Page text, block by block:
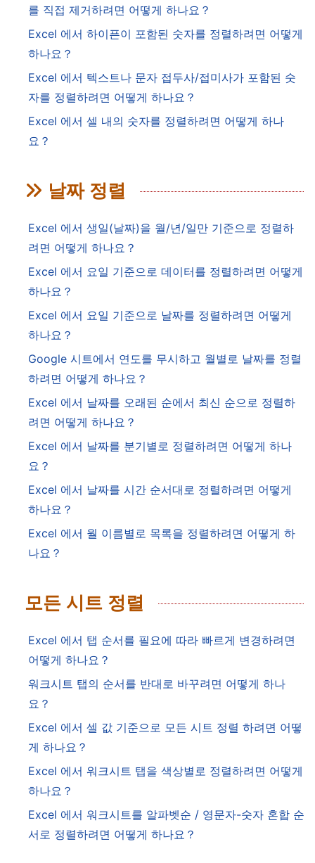
를 직접 제거하려면 어떻게 하나요？
Excel 에서 하이픈이 포함된 숫자를 정렬하려면 어떻게
하나요？
Excel 에서 텍스트나 문자 접두사/접미사가 포함된 숫
자를 정렬하려면 어떻게 하나요？
Excel 에서 셀 내의 숫자를 정렬하려면 어떻게 하나
요？
날짜 정렬
Excel 에서 생일(날짜)을 월/년/일만 기준으로 정렬하
려면 어떻게 하나요？
Excel 에서 요일 기준으로 데이터를 정렬하려면 어떻게
하나요？
Excel 에서 요일 기준으로 날짜를 정렬하려면 어떻게
하나요？
Google 시트에서 연도를 무시하고 월별로 날짜를 정렬
하려면 어떻게 하나요？
Excel 에서 날짜를 오래된 순에서 최신 순으로 정렬하
려면 어떻게 하나요？
Excel 에서 날짜를 분기별로 정렬하려면 어떻게 하나
요？
Excel 에서 날짜를 시간 순서대로 정렬하려면 어떻게
하나요？
Excel 에서 월 이름별로 목록을 정렬하려면 어떻게 하
나요？
모든 시트 정렬
Excel 에서 탭 순서를 필요에 따라 빠르게 변경하려면
어떻게 하나요？
워크시트 탭의 순서를 반대로 바꾸려면 어떻게 하나
요？
Excel 에서 셀 값 기준으로 모든 시트 정렬 하려면 어떻
게 하나요？
Excel 에서 워크시트 탭을 색상별로 정렬하려면 어떻게
하나요？
Excel 에서 워크시트를 알파벳순 / 영문자-숫자 혼합 순
서로 정렬하려면 어떻게 하나요？